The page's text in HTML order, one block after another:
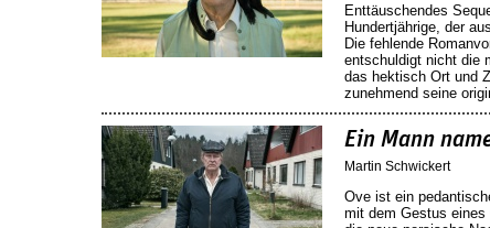
Enttäuschendes
Hundertjährige, der
Die fehlende
entschuldigt nicht die
das hektisch Ort und
zunehmend seine
Ein Mann
Martin Schwickert
Ove ist ein
mit dem Gestus